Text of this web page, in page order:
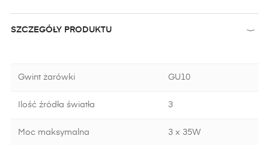
SZCZEGÓŁY PRODUKTU
Gwint żarówki GU10
Ilość źródła światła 3
Moc maksymalna 3 x 35W